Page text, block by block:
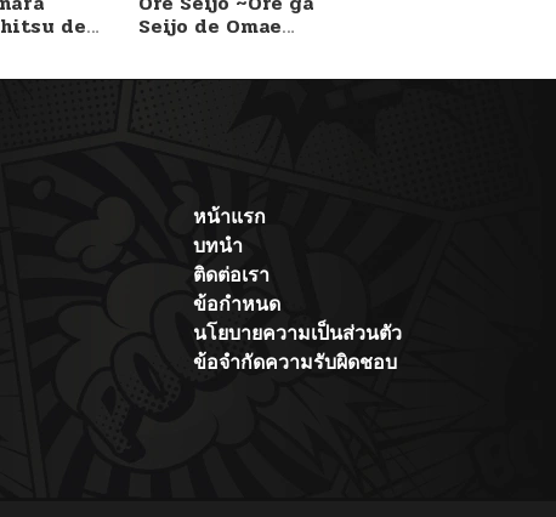
de Seijo de Omae
Saikyou Tag
หน้าแรก
บทนำ
ติดต่อเรา
ข้อกำหนด
นโยบายความเป็นส่วนตัว
ข้อจำกัดความรับผิดชอบ